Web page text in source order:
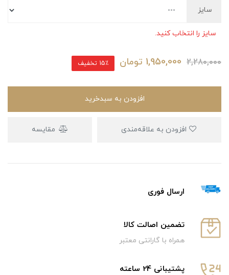
سایز
سایز را انتخاب کنید.
2,280,000
1,950,000 تومان 15٪ تخفیف
افزودن به سبدخرید
مقایسه
ارسال فوری
تضمین اصالت کالا
همراه با گارانتی معتبر
پشتیبانی 24 ساعته